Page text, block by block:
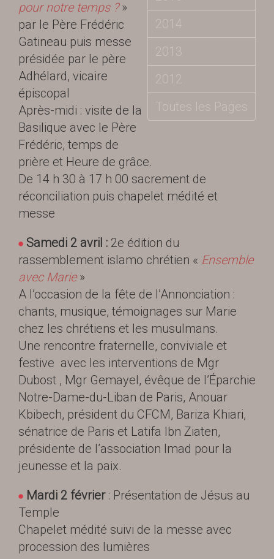
2014
2013
2012
Toutes les Pages
pour notre temps ?»
par le Père Frédéric
Gatineau puis messe
présidée par le père
Adhélard, vicaire
épiscopal
Après-midi : visite de la
Basilique avec le Père
Frédéric, temps de
prière et Heure de grâce.
De 14 h 30 à 17 h 00 sacrement de
réconciliation puis chapelet médité et
messe
Samedi 2 avril : 2e édition du
rassemblement islamo chrétien « Ensemble
avec Marie»
A l’occasion de la fête de l’Annonciation :
chants, musique, témoignages sur Marie
chez les chrétiens et les musulmans.
Une rencontre fraternelle, conviviale et
festive avec les interventions de Mgr
Dubost , Mgr Gemayel, évêque de l’Éparchie
Notre-Dame-du-Liban de Paris, Anouar
Kbibech, président du CFCM, Bariza Khiari,
sénatrice de Paris et Latifa Ibn Ziaten,
présidente de l’association Imad pour la
jeunesse et la paix.
Mardi 2 février: Présentation de Jésus au
Temple
Chapelet médité suivi de la messe avec
procession des lumières